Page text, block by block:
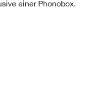
einer Phonobox.